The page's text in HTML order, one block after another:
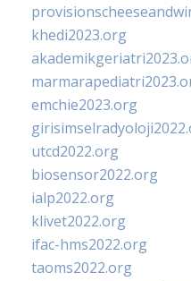
khedi2023.org
emchie2023.org
utcd2022.org
biosensor2022.org
ialp2022.org
klivet2022.org
ifac-hms2022.org
taoms2022.org